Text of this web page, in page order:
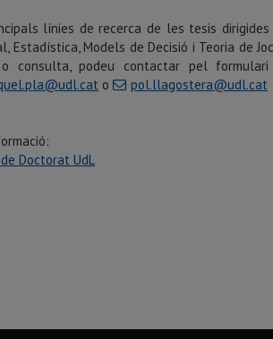
línies de recerca de les tesis
Estadística, Models de Decisió i Teoria de
consulta, podeu contactar pel
o pol.llagostera@udl.cat
Doctorat UdL